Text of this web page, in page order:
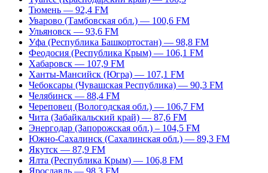
Тюмень — 92,4 FM
Уварово (Тамбовская обл.) — 100,6 FM
Ульяновск — 93,6 FM
Уфа (Республика Башкортостан) — 98,8 FM
Феодосия (Республика Крым) — 106,1 FM
Хабаровск — 107,9 FM
Ханты-Мансийск (Югра) — 107,1 FM
Чебоксары (Чувашская Республика) — 90,3 FM
Челябинск — 88,4 FM
Череповец (Вологодская обл.) — 106,7 FM
Чита (Забайкальский край) — 87,6 FM
Энергодар (Запорожская обл.) – 104,5 FM
Южно-Сахалинск (Сахалинская обл.) — 89,3 FM
Якутск — 87,9 FM
Ялта (Республика Крым) — 106,8 FM
Ярославль — 98,3 FM